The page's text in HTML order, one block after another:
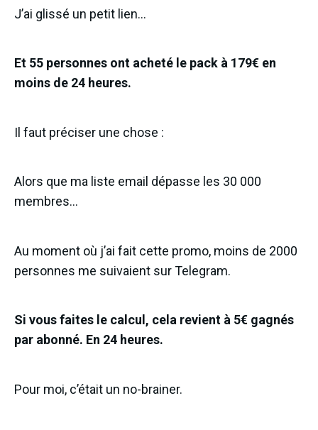
J’ai glissé un petit lien…
Et 55 personnes ont acheté le pack à 179€ en
moins de 24 heures.
Il faut préciser une chose :
Alors que ma liste email dépasse les 30 000
membres…
Au moment où j’ai fait cette promo, moins de 2000
personnes me suivaient sur Telegram.
Si vous faites le calcul, cela revient à 5€ gagnés
par abonné. En 24 heures.
Pour moi, c’était un no-brainer.